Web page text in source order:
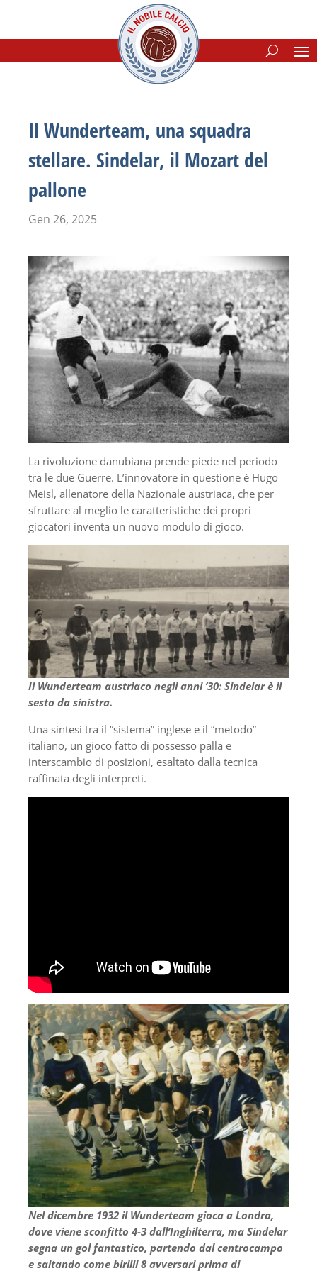
Il Wunderteam, una squadra
stellare. Sindelar, il Mozart del
pallone
Gen 26, 2025
La rivoluzione danubiana prende piede nel periodo
tra le due Guerre. L’innovatore in questione è Hugo
Meisl, allenatore della Nazionale austriaca, che per
sfruttare al meglio le caratteristiche dei propri
giocatori inventa un nuovo modulo di gioco.
Il Wunderteam austriaco negli anni ’30: Sindelar è il
sesto da sinistra.
Una sintesi tra il “sistema” inglese e il “metodo”
italiano, un gioco fatto di possesso palla e
interscambio di posizioni, esaltato dalla tecnica
raffinata degli interpreti.
Nel dicembre 1932 il Wunderteam gioca a Londra,
dove viene sconfitto 4-3 dall’Inghilterra, ma Sindelar
segna un gol fantastico, partendo dal centrocampo
e saltando come birilli 8 avversari prima di